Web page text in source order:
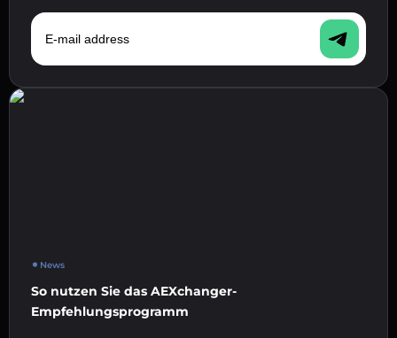
E-mail address
News
So nutzen Sie das AEXchanger-
Empfehlungsprogramm